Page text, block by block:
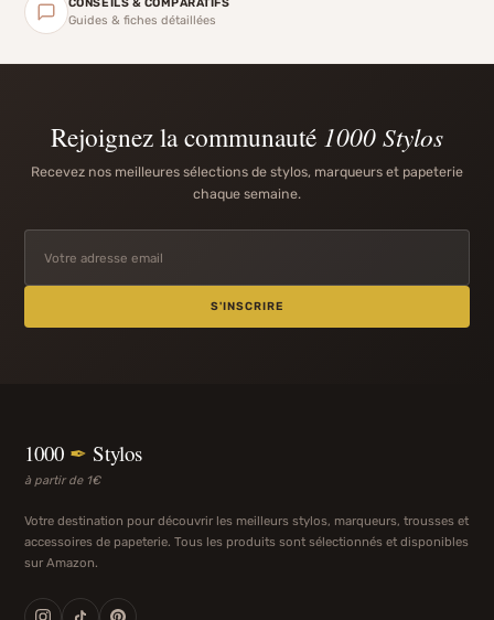
Guides & fiches détaillées
Rejoignez la communauté 1000 Stylos
Recevez nos meilleures sélections de stylos, marqueurs et papeterie
chaque semaine.
S'INSCRIRE
1000 ✒ Stylos
à partir de 1€
Votre destination pour découvrir les meilleurs stylos, marqueurs, trousses et
accessoires de papeterie. Tous les produits sont sélectionnés et disponibles
sur Amazon.